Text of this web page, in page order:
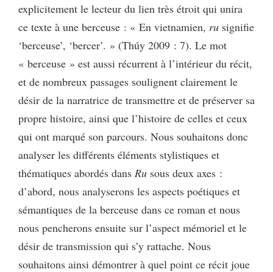
explicitement le lecteur du lien très étroit qui unira
ce texte à une berceuse : « En vietnamien, ru signifie
‘berceuse’, ‘bercer’. » (Thúy 2009 : 7). Le mot
« berceuse » est aussi récurrent à l’intérieur du récit,
et de nombreux passages soulignent clairement le
désir de la narratrice de transmettre et de préserver sa
propre histoire, ainsi que l’histoire de celles et ceux
qui ont marqué son parcours. Nous souhaitons donc
analyser les différents éléments stylistiques et
thématiques abordés dans Ru sous deux axes :
d’abord, nous analyserons les aspects poétiques et
sémantiques de la berceuse dans ce roman et nous
nous pencherons ensuite sur l’aspect mémoriel et le
désir de transmission qui s’y rattache. Nous
souhaitons ainsi démontrer à quel point ce récit joue